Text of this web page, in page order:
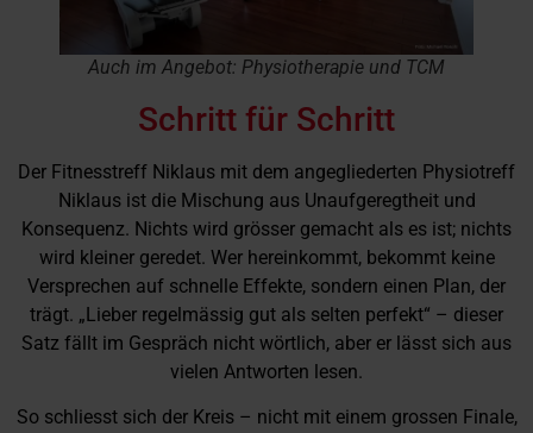
Auch im Angebot: Physiotherapie und TCM
Schritt für Schritt
Der Fitnesstreff Niklaus mit dem angegliederten Physiotreff
Niklaus ist die Mischung aus Unaufgeregtheit und
Konsequenz. Nichts wird grösser gemacht als es ist; nichts
wird kleiner geredet. Wer hereinkommt, bekommt keine
Versprechen auf schnelle Effekte, sondern einen Plan, der
trägt. „Lieber regelmässig gut als selten perfekt“ – dieser
Satz fällt im Gespräch nicht wörtlich, aber er lässt sich aus
vielen Antworten lesen.
So schliesst sich der Kreis – nicht mit einem grossen Finale,